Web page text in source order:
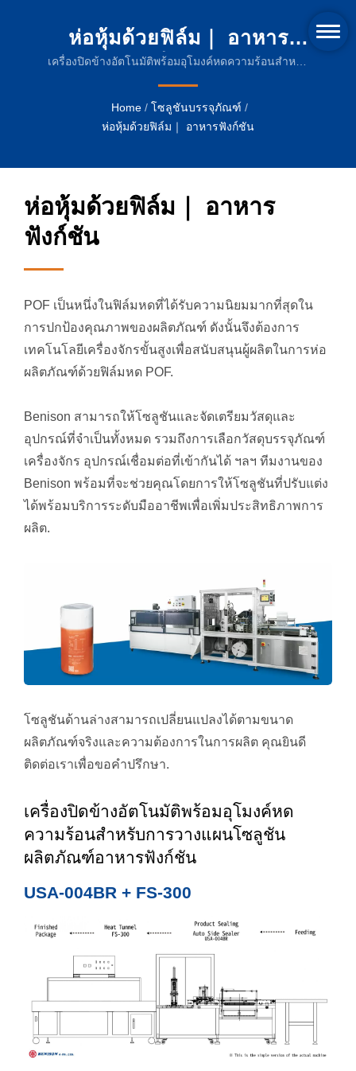
ห่อหุ้มด้วยฟิล์ม｜ อาหาร
ฟังก์ชัน | เครื่องหดความร้อน
นวัตกรรมและฟิล์มบรรจุภัณฑ์
ที่ยั่งยืน
เครื่องปิดข้างอัตโนมัติพร้อมอุโมงค์หดความร้อนสำหรับ
บรรจุภัณฑ์ที่เชื่อถือได้สำหรับอุตสาหกรรมเครื่องดื่ม
Home / โซลูชันบรรจุภัณฑ์ /
ห่อหุ้มด้วยฟิล์ม｜ อาหารฟังก์ชัน
ห่อหุ้มด้วยฟิล์ม｜ อาหาร
ฟังก์ชัน
POF เป็นหนึ่งในฟิล์มหดที่ได้รับความนิยมมากที่สุดใน
การปกป้องคุณภาพของผลิตภัณฑ์ ดังนั้นจึงต้องการ
เทคโนโลยีเครื่องจักรขั้นสูงเพื่อสนับสนุนผู้ผลิตในการห่อ
ผลิตภัณฑ์ด้วยฟิล์มหด POF.
Benison สามารถให้โซลูชันและจัดเตรียมวัสดุและ
อุปกรณ์ที่จำเป็นทั้งหมด รวมถึงการเลือกวัสดุบรรจุภัณฑ์
เครื่องจักร อุปกรณ์เชื่อมต่อที่เข้ากันได้ ฯลฯ ทีมงานของ
Benison พร้อมที่จะช่วยคุณโดยการให้โซลูชันที่ปรับแต่ง
ได้พร้อมบริการระดับมืออาชีพเพื่อเพิ่มประสิทธิภาพการ
ผลิต.
โซลูชันด้านล่างสามารถเปลี่ยนแปลงได้ตามขนาด
ผลิตภัณฑ์จริงและความต้องการในการผลิต คุณยินดี
ติดต่อเราเพื่อขอคำปรึกษา.
เครื่องปิดข้างอัตโนมัติพร้อมอุโมงค์หด
ความร้อนสำหรับการวางแผนโซลูชัน
ผลิตภัณฑ์อาหารฟังก์ชัน
USA-004BR + FS-300